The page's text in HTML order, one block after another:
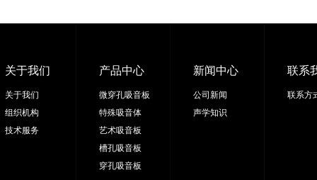
关于我们
关于我们
组织机构
技术服务
产品中心
微穿孔吸音板
特殊吸音体
艺术吸音板
槽孔吸音板
穿孔吸音板
新闻中心
公司新闻
声学知识
联系
联系方